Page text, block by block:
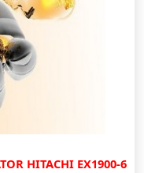
HITACHI EX1900-6